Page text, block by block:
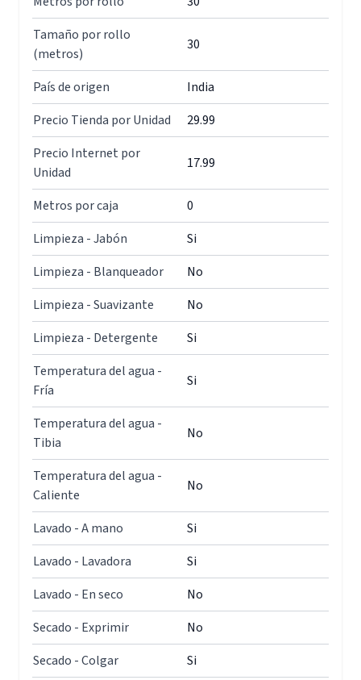
Tamaño por rollo
(metros)
30
País de origen
India
Precio Tienda por Unidad
29.99
Precio Internet por
Unidad
17.99
Metros por caja
0
Limpieza - Jabón
Si
Limpieza - Blanqueador
No
Limpieza - Suavizante
No
Limpieza - Detergente
Si
Temperatura del agua -
Fría
Si
Temperatura del agua -
Tibia
No
Temperatura del agua -
Caliente
No
Lavado - A mano
Si
Lavado - Lavadora
Si
Lavado - En seco
No
Secado - Exprimir
No
Secado - Colgar
Si